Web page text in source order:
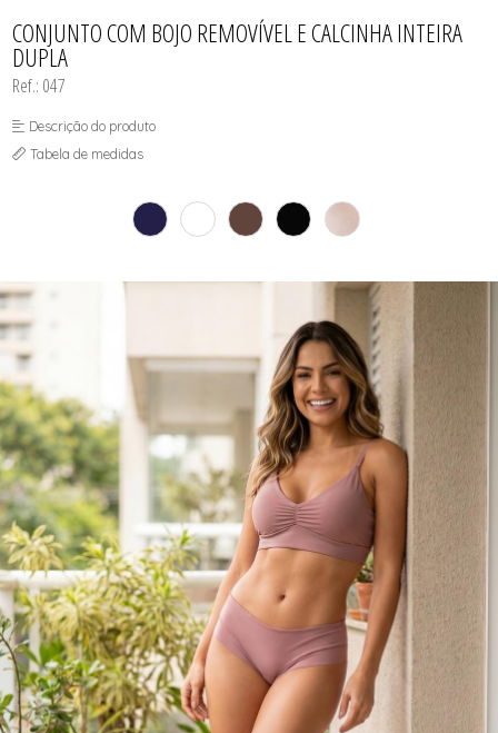
MATERNIDADE
SEM COSTURA
CONJUNTO COM BOJO REMOVÍVEL E CALCINHA INTEIRA
DUPLA
Ref.: 047
Descrição do produto
Tabela de medidas